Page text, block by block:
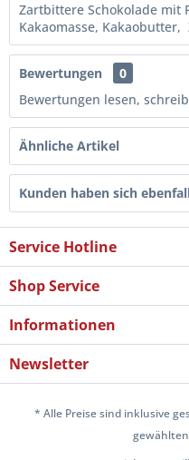
Zartbittere Schokolade mit
Kakaomasse, Kakaobutter,
Bewertungen
0
Bewertungen lesen,
Ähnliche Artikel
Kunden haben sich
Service Hotline
Shop Service
Informationen
Newsletter
* Alle Preise sind inklusive
gewählten